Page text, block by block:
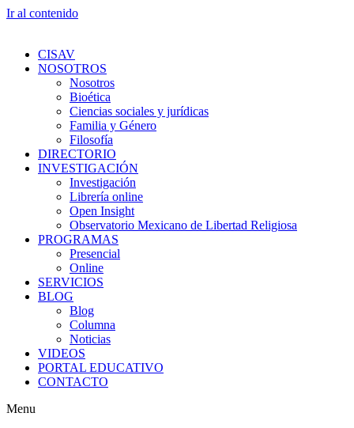
Ir al contenido
CISAV
NOSOTROS
Nosotros
Bioética
Ciencias sociales y jurídicas
Familia y Género
Filosofía
DIRECTORIO
INVESTIGACIÓN
Investigación
Librería online
Open Insight
Observatorio Mexicano de Libertad Religiosa
PROGRAMAS
Presencial
Online
SERVICIOS
BLOG
Blog
Columna
Noticias
VIDEOS
PORTAL EDUCATIVO
CONTACTO
Menu